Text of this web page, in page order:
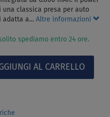
classica presa per auto
adatta a… Altre informazioni
spediamo entro 24 ore.